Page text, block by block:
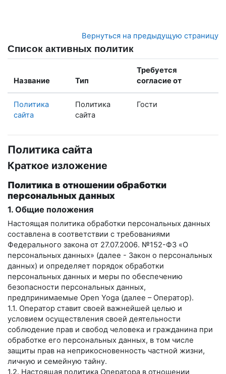
Вернуться на предыдущую страницу
Список активных политик
Название Тип
Требуется
согласие от
Политика
сайта
Политика
сайта
Гости
Политика сайта
Краткое изложение
Политика в отношении обработки
персональных данных
1. Общие положения
Настоящая политика обработки персональных данных
составлена в соответствии с требованиями
Федерального закона от 27.07.2006. №152-ФЗ «О
персональных данных» (далее - Закон о персональных
данных) и определяет порядок обработки
персональных данных и меры по обеспечению
безопасности персональных данных,
предпринимаемые Open Yoga (далее – Оператор).
1.1. Оператор ставит своей важнейшей целью и
условием осуществления своей деятельности
соблюдение прав и свобод человека и гражданина при
обработке его персональных данных, в том числе
защиты прав на неприкосновенность частной жизни,
личную и семейную тайну.
1.2. Настоящая политика Оператора в отношении